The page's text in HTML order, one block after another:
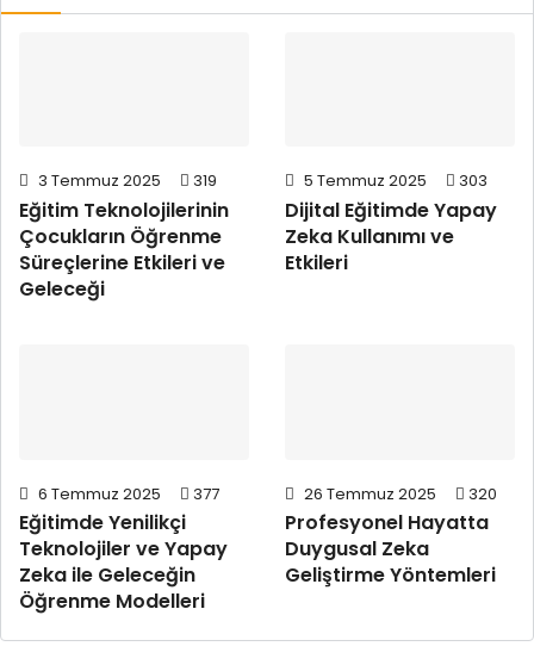
3 Temmuz 2025 319
Eğitim Teknolojilerinin
Çocukların Öğrenme
Süreçlerine Etkileri ve
Geleceği
5 Temmuz 2025 303
Dijital Eğitimde Yapay
Zeka Kullanımı ve
Etkileri
6 Temmuz 2025 377
Eğitimde Yenilikçi
Teknolojiler ve Yapay
Zeka ile Geleceğin
Öğrenme Modelleri
26 Temmuz 2025 320
Profesyonel Hayatta
Duygusal Zeka
Geliştirme Yöntemleri